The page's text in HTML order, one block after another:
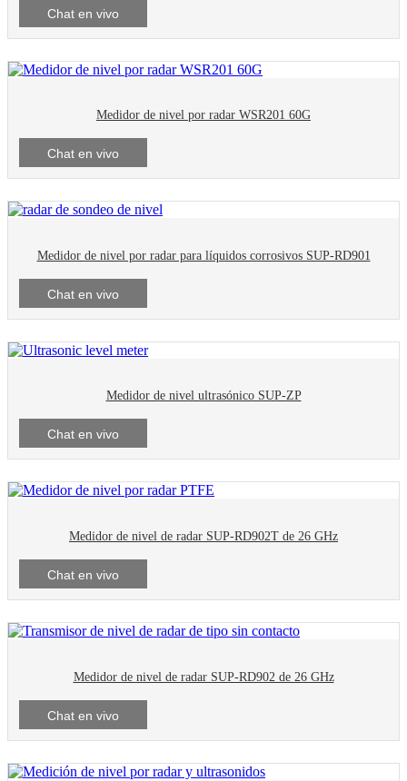
Chat en vivo
Medidor de nivel por radar WSR201 60G
Chat en vivo
Medidor de nivel por radar para líquidos corrosivos SUP-RD901
Chat en vivo
Medidor de nivel ultrasónico SUP-ZP
Chat en vivo
Medidor de nivel de radar SUP-RD902T de 26 GHz
Chat en vivo
Medidor de nivel de radar SUP-RD902 de 26 GHz
Chat en vivo